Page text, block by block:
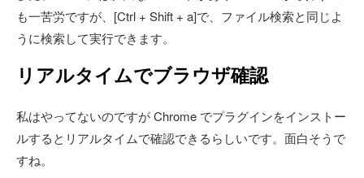
も一苦労ですが、[Ctrl + Shift + a]で、ファイル検索と同じよ
うに検索して実行できます。
リアルタイムでブラウザ確認
私はやってないのですが Chrome でプラグインをインストー
ルするとリアルタイムで確認できるらしいです。面白そうで
すね。